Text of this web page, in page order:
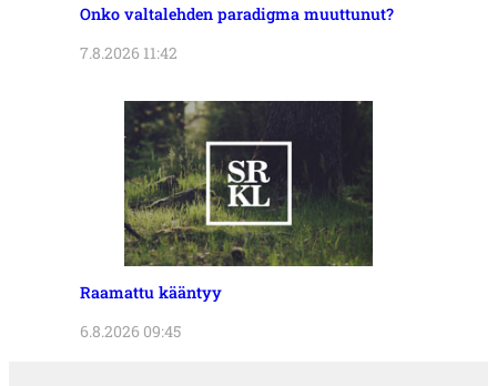
Onko valtalehden paradigma muuttunut?
7.8.2026 11:42
Raamattu kääntyy
6.8.2026 09:45